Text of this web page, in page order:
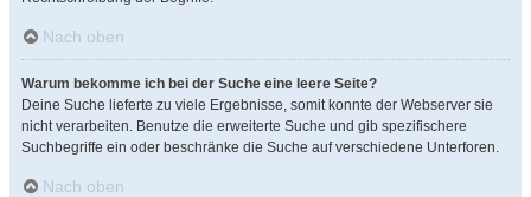
Nach oben
Warum bekomme ich bei der Suche eine leere Seite?
Deine Suche lieferte zu viele Ergebnisse, somit konnte der Webserver sie
nicht verarbeiten. Benutze die erweiterte Suche und gib spezifischere
Suchbegriffe ein oder beschränke die Suche auf verschiedene Unterforen.
Nach oben